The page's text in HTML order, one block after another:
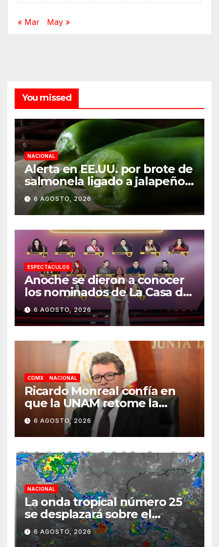
« Mar May »
You missed
NACIONAL
Alerta en EE.UU. por brote de
salmonela ligado a jalapeños
mexicanos; reportan 345
casos
6 AGOSTO, 2026
ESPECTACULOS
Anoche se dieron a conocer
los nominados de La Casa de
los Famosos México 2026 en
la segunda semana
6 AGOSTO, 2026
CDMX NACIONAL
Ricardo Monreal confía en
que la UNAM retome la
normalidad e inicie el
semestre mediante el
diálogo
6 AGOSTO, 2026
NACIONAL
La onda tropical número 25
se desplazará sobre el
sureste mexicano
6 AGOSTO, 2026